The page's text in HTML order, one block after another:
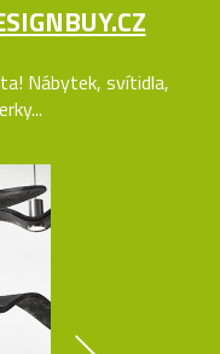
Nábytek, svítidla,